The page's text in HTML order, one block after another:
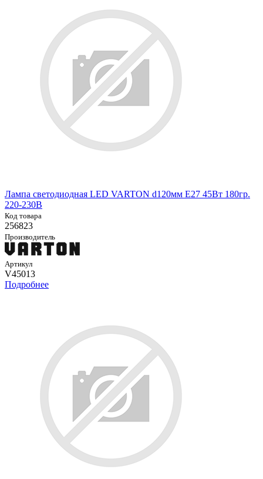
Лампа светодиодная LED VARTON d120мм E27 45Вт 180гр.
220-230В
Код товара
256823
Производитель
Артикул
V45013
Подробнее